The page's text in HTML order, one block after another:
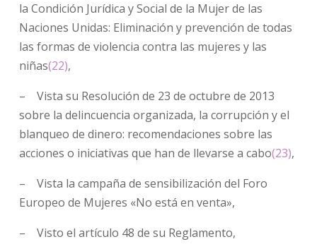
la Condición Jurídica y Social de la Mujer de las
Naciones Unidas: Eliminación y prevención de todas
las formas de violencia contra las mujeres y las
niñas(22),
– Vista su Resolución de 23 de octubre de 2013
sobre la delincuencia organizada, la corrupción y el
blanqueo de dinero: recomendaciones sobre las
acciones o iniciativas que han de llevarse a cabo(23),
– Vista la campaña de sensibilización del Foro
Europeo de Mujeres «No está en venta»,
– Visto el artículo 48 de su Reglamento,